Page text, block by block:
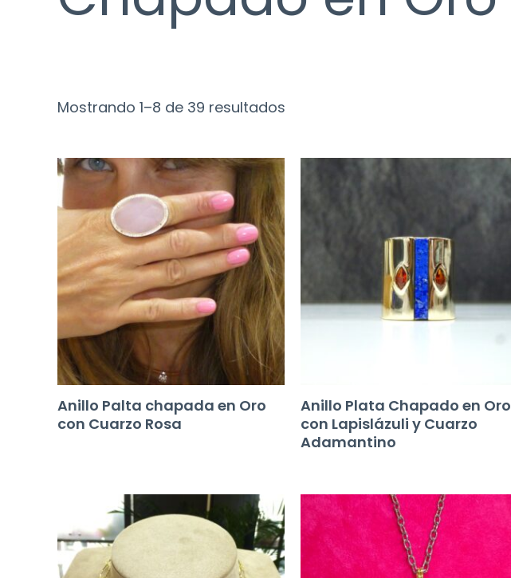
Mostrando 1–8 de 39 resultados
Anillo Palta chapada en Oro
con Cuarzo Rosa
Anillo Plata Chapado en Oro
con Lapislázuli y Cuarzo
Adamantino